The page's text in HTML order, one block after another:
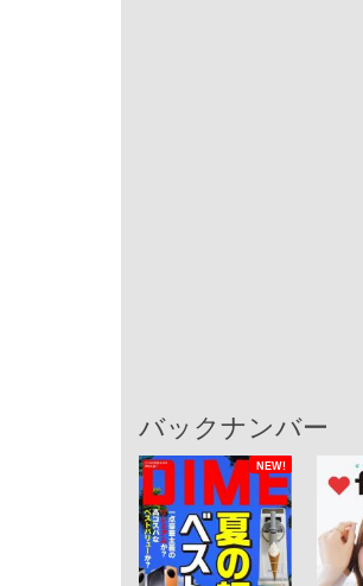
バックナンバー
NEW!